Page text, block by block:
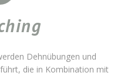
Dehnübungen und
die in Kombination mit